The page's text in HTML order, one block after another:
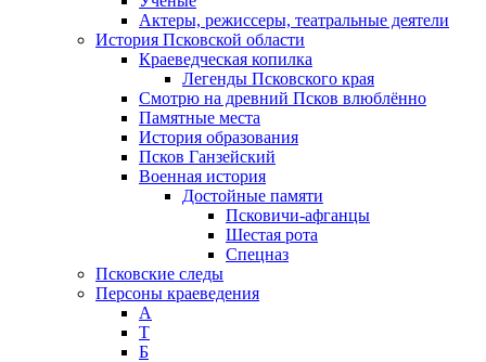
Актеры, режиссеры, театральные деятели
История Псковской области
Краеведческая копилка
Легенды Псковского края
Смотрю на древний Псков влюблённо
Памятные места
История образования
Псков Ганзейский
Военная история
Достойные памяти
Псковичи-афганцы
Шестая рота
Спецназ
Псковские следы
Персоны краеведения
А
T
Б